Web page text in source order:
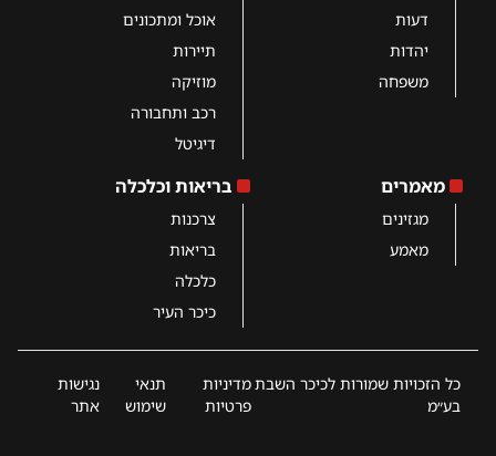
דעות
יהדות
משפחה
אוכל ומתכונים
תיירות
מוזיקה
רכב ותחבורה
דיגיטל
מאמרים
מגזינים
מאמע
בריאות וכלכלה
צרכנות
בריאות
כלכלה
כיכר העיר
כל הזכויות שמורות לכיכר השבת
בע״מ
מדיניות
פרטיות
תנאי
שימוש
נגישות
אתר